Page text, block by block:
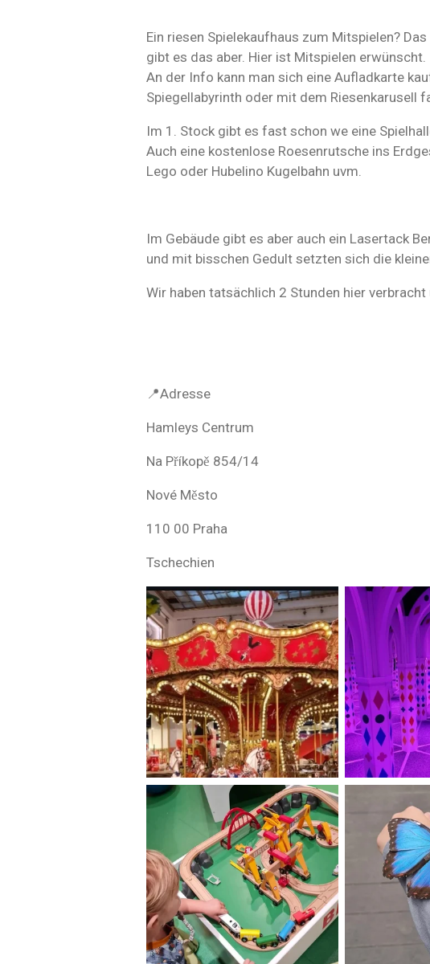
Ein riesen Spielekaufhaus zum Mitspielen?
gibt es das aber. Hier ist Mitspielen erwünscht.
An der Info kann man sich eine Aufladkarte
Spiegellabyrinth oder mit dem Riesenkarusell
Im 1. Stock gibt es fast schon we eine
Auch eine kostenlose Roesenrutsche ins
Lego oder Hubelino Kugelbahn uvm.
Im Gebäude gibt es aber auch ein Lasertack
und mit bisschen Gedult setzten sich die
Wir haben tatsächlich 2 Stunden hier
📍Adresse
Hamleys Centrum
Na Příkopě 854/14
Nové Město
110 00 Praha
Tschechien